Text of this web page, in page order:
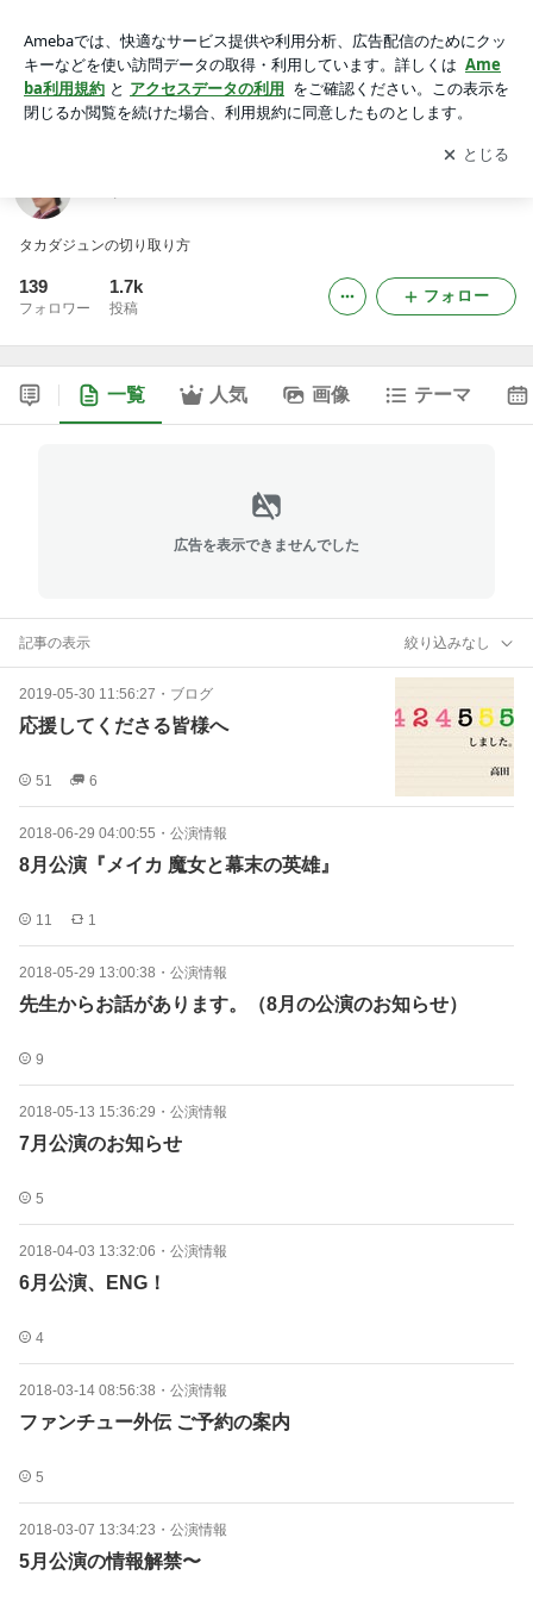
アプリをダウンロードして ブログの更新通知
を受け取りまし
ょう。
開く
タカダジュンの切り取り方
139
フォロワー
1.7k
投稿
フォロー
一覧 人気 画像 テーマ
広告を表示できませんでした
記事の表示 絞り込みなし
2019-05-30 11:56:27 ・ ブログ
応援してくださる皆様へ
51 6
2018-06-29 04:00:55 ・ 公演情報
8月公演『メイカ 魔女と幕末の英雄』
11 1
2018-05-29 13:00:38 ・ 公演情報
先生からお話があります。（8月の公演のお知らせ）
9
2018-05-13 15:36:29 ・ 公演情報
7月公演のお知らせ
5
2018-04-03 13:32:06 ・ 公演情報
6月公演、ENG！
4
2018-03-14 08:56:38 ・ 公演情報
ファンチュー外伝 ご予約の案内
5
2018-03-07 13:34:23 ・ 公演情報
5月公演の情報解禁〜